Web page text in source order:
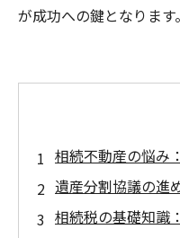
が成功への鍵となります
相続不動産の悩み
遺産分割協議の進
相続税の基礎知識